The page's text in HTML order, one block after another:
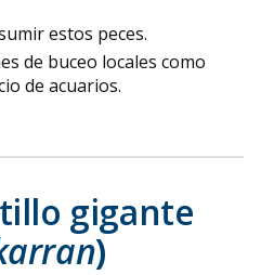
estos peces.
de buceo locales como
de acuarios.
gigante
)